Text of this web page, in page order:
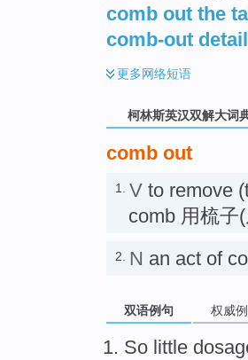
comb out the
comb-out detail
更多网络短语
柯林斯英汉双解大词
comb out
1. V to remove
comb 用梳子
2. N an act of
双语例句 权威
So little